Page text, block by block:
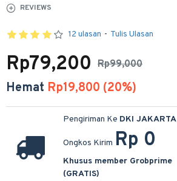
REVIEWS
12 ulasan - Tulis Ulasan
Rp99,000
Rp79,200
Hemat Rp19,800 (20%)
Pengiriman Ke DKI JAKARTA
Ongkos Kirim Rp 0
Khusus member Grobprime
(GRATIS)